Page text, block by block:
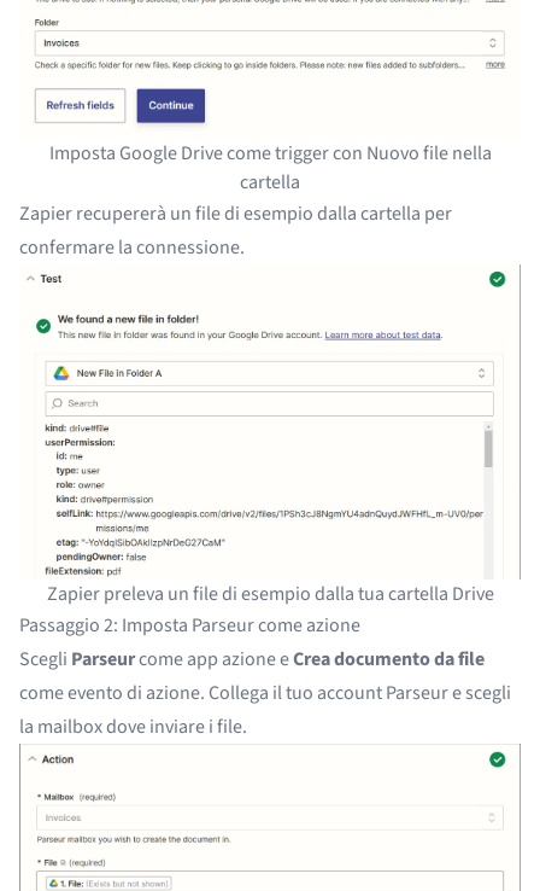
Imposta Google Drive come trigger con Nuovo file nella
cartella
Zapier recupererà un file di esempio dalla cartella per
confermare la connessione.
Zapier preleva un file di esempio dalla tua cartella Drive
Passaggio 2: Imposta Parseur come azione
Scegli Parseurcome app azione eCrea documento da file
come evento di azione. Collega il tuo account Parseur e scegli
la mailbox dove inviare i file.